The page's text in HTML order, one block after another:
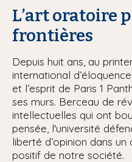
L’art oratoire
frontières
Depuis huit ans, au
international
et l’esprit de Paris 1
ses murs. Berceau de
intellectuelles qui ont
pensée, l'université
liberté d’opinion dans
positif de notre société.